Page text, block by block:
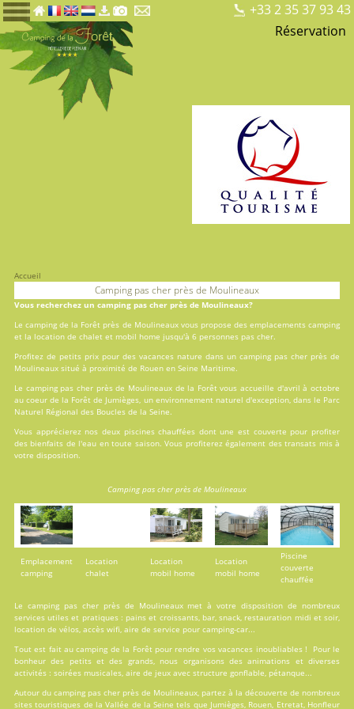
+33 2 35 37 93 43
Réservation
Accueil
Camping pas cher près de Moulineaux
Vous recherchez un camping pas cher près de Moulineaux?
Le camping de la Forêt près de Moulineaux vous propose des emplacements camping
et la locationde chalet et mobil home jusqu'à 6 personnes pas cher.
Profitez de petits prix pour des vacances nature dans un camping pas cher près de
Moulineaux situé à proximité de Rouen en Seine Maritime.
Le camping pas cher près de Moulineaux de la Forêt vous accueille d'avril à octobre
au coeur de la Forêt de Jumièges, un environnement naturel d'exception, dans le Parc
Naturel Régional des Boucles de la Seine.
Vous apprécierez nos deux piscineschauffées dont une est couverte pour profiter
des bienfaits de l'eau en toute saison. Vous profiterez également des transats mis à
votre disposition.
Camping pas cher près de Moulineaux
Emplacement
camping
Location
chalet
Location
mobil home
Location
mobil home
Piscine
couverte
chauffée
Le camping pas cher près de Moulineaux met à votre disposition de nombreux
services utiles et pratiques : pains et croissants, bar, snack, restauration midi et soir,
location de vélos, accès wifi, aire de service pour camping-car...
Tout est fait aucamping de la Forêtpour rendre vos vacances inoubliables ! Pour le
bonheur des petits et des grands, nous organisons des animations et diverses
activités : soirées musicales, aire de jeux avec structure gonflable, pétanque...
Autour du camping pas cher près de Moulineaux, partez à la découverte de nombreux
sites touristiques de la Vallée de la Seine tels que Jumièges, Rouen, Etretat, Honfleur